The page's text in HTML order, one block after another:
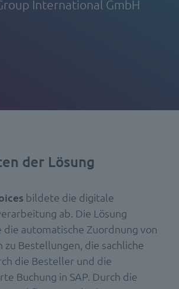
International GmbH
der Lösung
bildete die digitale
ab. Die Lösung
automatische Zuordnung von
zu Bestellungen, die sachliche
die Besteller und die
Buchung in SAP. Durch die